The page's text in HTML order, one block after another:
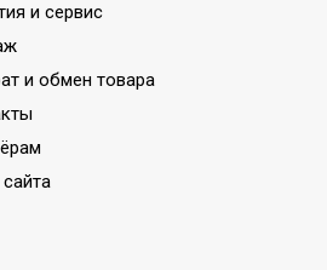
Минимальная рабочая температура
Минимальная рабочая температура
Фаза/Частота/Напряжение
Гарантия
и сервис
и обмен товара